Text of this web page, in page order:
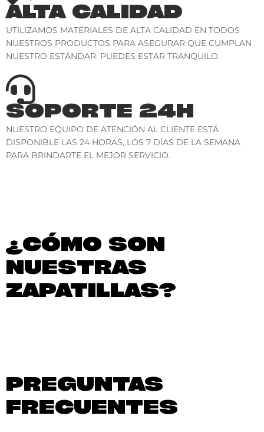
ALTA CALIDAD
UTILIZAMOS MATERIALES DE ALTA CALIDAD EN TODOS
NUESTROS PRODUCTOS PARA ASEGURAR QUE CUMPLAN
NUESTRO ESTÁNDAR. PUEDES ESTAR TRANQUILO.
SOPORTE 24H
NUESTRO EQUIPO DE ATENCIÓN AL CLIENTE ESTÁ
DISPONIBLE LAS 24 HORAS, LOS 7 DÍAS DE LA SEMANA
PARA BRINDARTE EL MEJOR SERVICIO.
¿CÓMO SON
NUESTRAS
ZAPATILLAS?
PREGUNTAS
FRECUENTES